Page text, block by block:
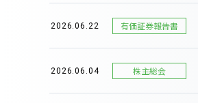
2026.06.22 有価証券報告書
2026.06.04 株主総会